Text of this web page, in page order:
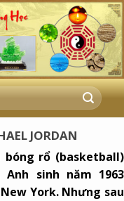
JORDAN
bóng rổ (basketball)
sinh năm 1963
York. Nhưng sau